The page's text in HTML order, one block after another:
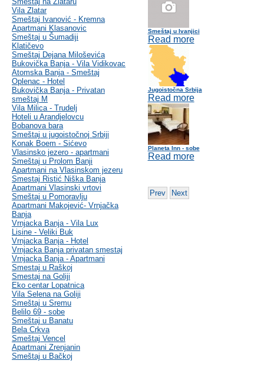
Vila Zlatar
Smeštaj Ivanović - Kremna
Apartmani Klasanovic
Smeštaj u Šumadiji
Klatičevo
Smeštaj Dejana Miloševića
Bukovička Banja - Vila Vidikovac
Atomska Banja - Smeštaj
Oplenac - Hotel
Bukovička Banja - Privatan
smeštaj M
Vila Milica - Trudelj
Hoteli u Arandjelovcu
Bobanova bara
Smeštaj u jugoistočnoj Srbiji
Konak Boem - Sićevo
Vlasinsko jezero - apartmani
Smeštaj u Prolom Banji
Apartmani na Vlasinskom jezeru
Smestaj Ristić Niška Banja
Apartmani Vlasinski vrtovi
Smeštaj u Pomoravlju
Apartmani Makojević- Vrnjačka
Banja
Vrnjacka Banja - Vila Lux
Lisine - Veliki Buk
Vrnjacka Banja - Hotel
Vrnjacka Banja privatan smestaj
Vrnjacka Banja - Apartmani
Smestaj u Raškoj
Smestaj na Goliji
Eko centar Lopatnica
Vila Selena na Goliji
Smeštaj u Sremu
Belilo 69 - sobe
Smeštaj u Banatu
Bela Crkva
Smeštaj Vencel
Apartmani Zrenjanin
Smeštaj u Bačkoj
Smeštaj u Ivanjici
Read more
Jugoistočna Srbija
Read more
Planeta Inn - sobe
Read more
Prev Next